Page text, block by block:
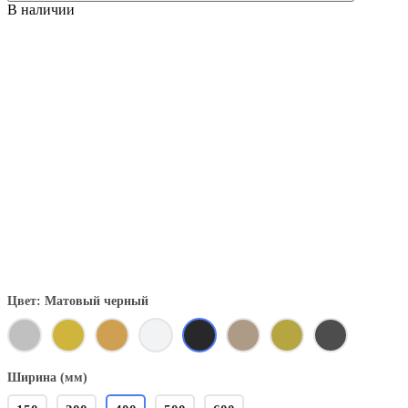
В наличии
Цвет: Матовый черный
Ширина (мм)